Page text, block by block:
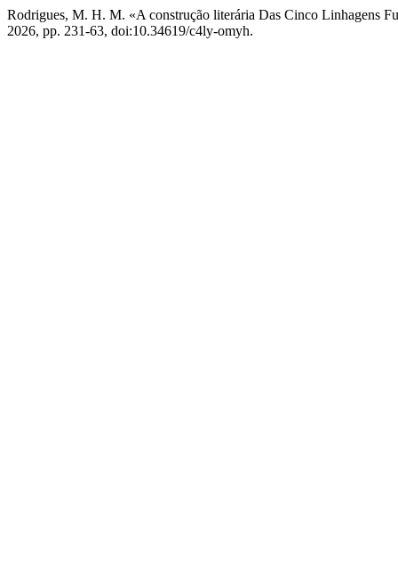
Rodrigues, M. H. M. «A construção literária Das Cinco Linhagens
2026, pp. 231-63, doi:10.34619/c4ly-omyh.